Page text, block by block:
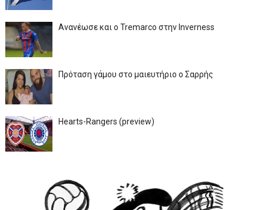
Ανανέωσε και ο Tremarco στην Inverness
Πρόταση γάμου στο μαιευτήριο ο Σαρρής
Hearts-Rangers (preview)